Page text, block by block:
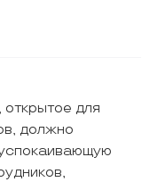
для
должно